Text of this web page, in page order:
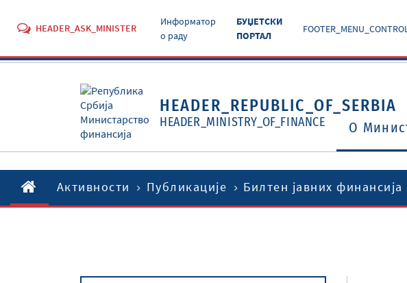
HEADER_ASK_MINISTER
Информатор
о раду
БУЏЕТСКИ
ПОРТАЛ
HEADER_REPUBLIC_OF_SERBIA
HEADER_MINISTRY_OF_FINANCE O
Активности Публикације Билтен јавних финансија